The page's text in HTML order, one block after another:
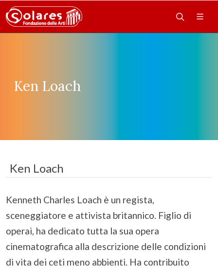
Ken Loach
Ken Loach
Kenneth Charles Loach è un regista,
sceneggiatore e attivista britannico. Figlio di
operai, ha dedicato tutta la sua opera
cinematografica alla descrizione delle condizioni
di vita dei ceti meno abbienti. Ha contribuito